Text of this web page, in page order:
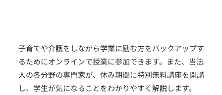
子育てや介護をしながら学業に励む方をバックアップす
るためにオンラインで授業に参加できます。また、当法
人の各分野の専門家が、休み期間に特別無料講座を開講
し、学生が気になることをわかりやすく解説します。